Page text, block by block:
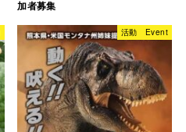
加者募集
活動 Event